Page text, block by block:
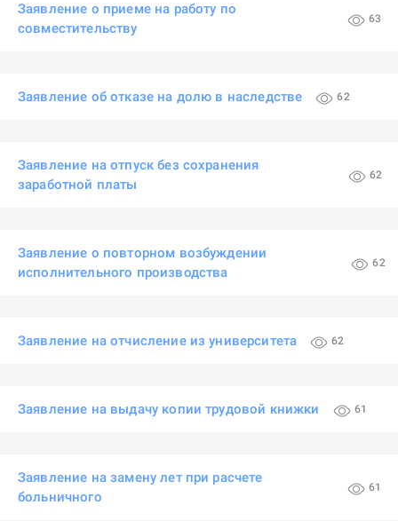
Заявление о приеме на работу по
совместительству
63
Заявление об отказе на долю в наследстве 62
Заявление на отпуск без сохранения
заработной платы
62
Заявление о повторном возбуждении
исполнительного производства
62
Заявление на отчисление из университета 62
Заявление на выдачу копии трудовой книжки 61
Заявление на замену лет при расчете
больничного
61